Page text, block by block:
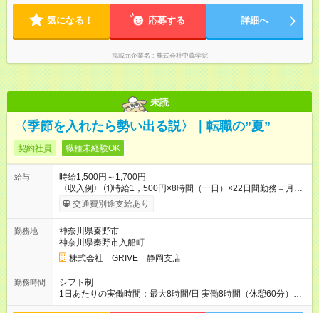
日は休講日です。 ＊時間・曜日応相談 ＊週1、2日からOK！ ＊
短時間勤務OK
気になる！ 応募する 詳細へ
掲載元企業名 株式会社中萬学院
未読
〈季節を入れたら勢い出る説〉｜転職の”夏”
契約社員 職種未経験OK
給与
時給1,500円～1,700円
〈収入例〉 ⑴時給1，500円×8時間（一日）×22日間勤務＝月収
264，000円 ⑵時給1，700円×8時間（一日）×22日間勤務＝月
収299，200円 ※交通費や残業代もプラスされます◎ 【試用期
採用時と同じです。
交通費別途支給あり
勤務地
神奈川県秦野市
神奈川県秦野市入船町
株式会社 GRIVE 静岡支店
勤務時間
シフト制
1日あたりの実働時間：最大8時間/日 実働8時間（休憩60分）
〈シフト例〉 10：00~19：00 11：00~20：00 シフトに準ずる